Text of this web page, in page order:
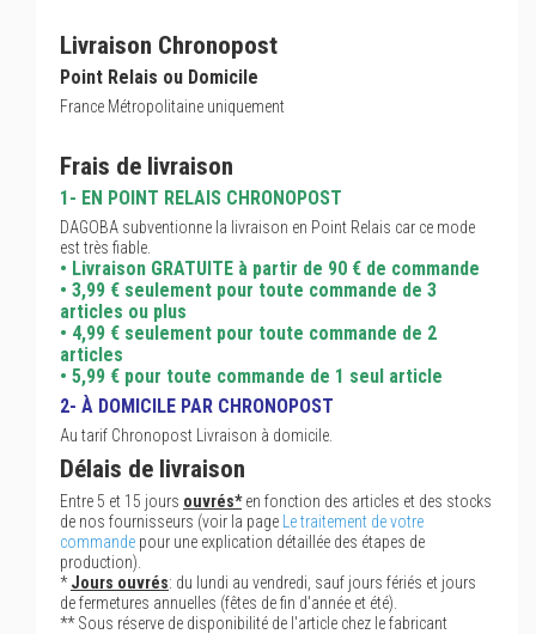
Livraison Chronopost
Point Relais ou Domicile
France Métropolitaine uniquement
Frais de livraison
1- EN POINT RELAIS CHRONOPOST
DAGOBA subventionne la livraison en Point Relais car ce mode
est très fiable.
• Livraison GRATUITE à partir de 90 € de commande
• 3,99 € seulement pour toute commande de 3
articles ou plus
• 4,99 € seulement pour toute commande de 2
articles
• 5,99 € pour toute commande de 1 seul article
2- À DOMICILE PAR CHRONOPOST
Au tarif Chronopost Livraison à domicile.
Délais de livraison
Entre 5 et 15 jours ouvrés*en fonction des articles et des stocks
de nos fournisseurs (voir la page
Le traitement de votre
commande pour une explication détaillée des étapes de
production).
*Jours ouvrés: du lundi au vendredi, sauf jours fériés et jours
de fermetures annuelles (fêtes de fin d'année et été).
** Sous réserve de disponibilité de l'article chez le fabricant